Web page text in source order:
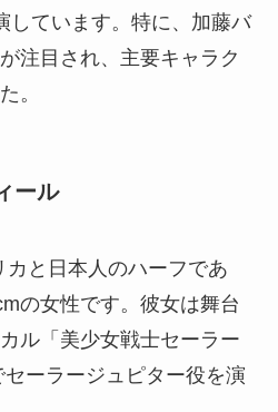
しています。特に、加藤バ
注目され、主要キャラク
。
ール
と日本人のハーフであ
の女性です。彼女は舞台
ル「美少女戦士セーラー
ーラージュピター役を演